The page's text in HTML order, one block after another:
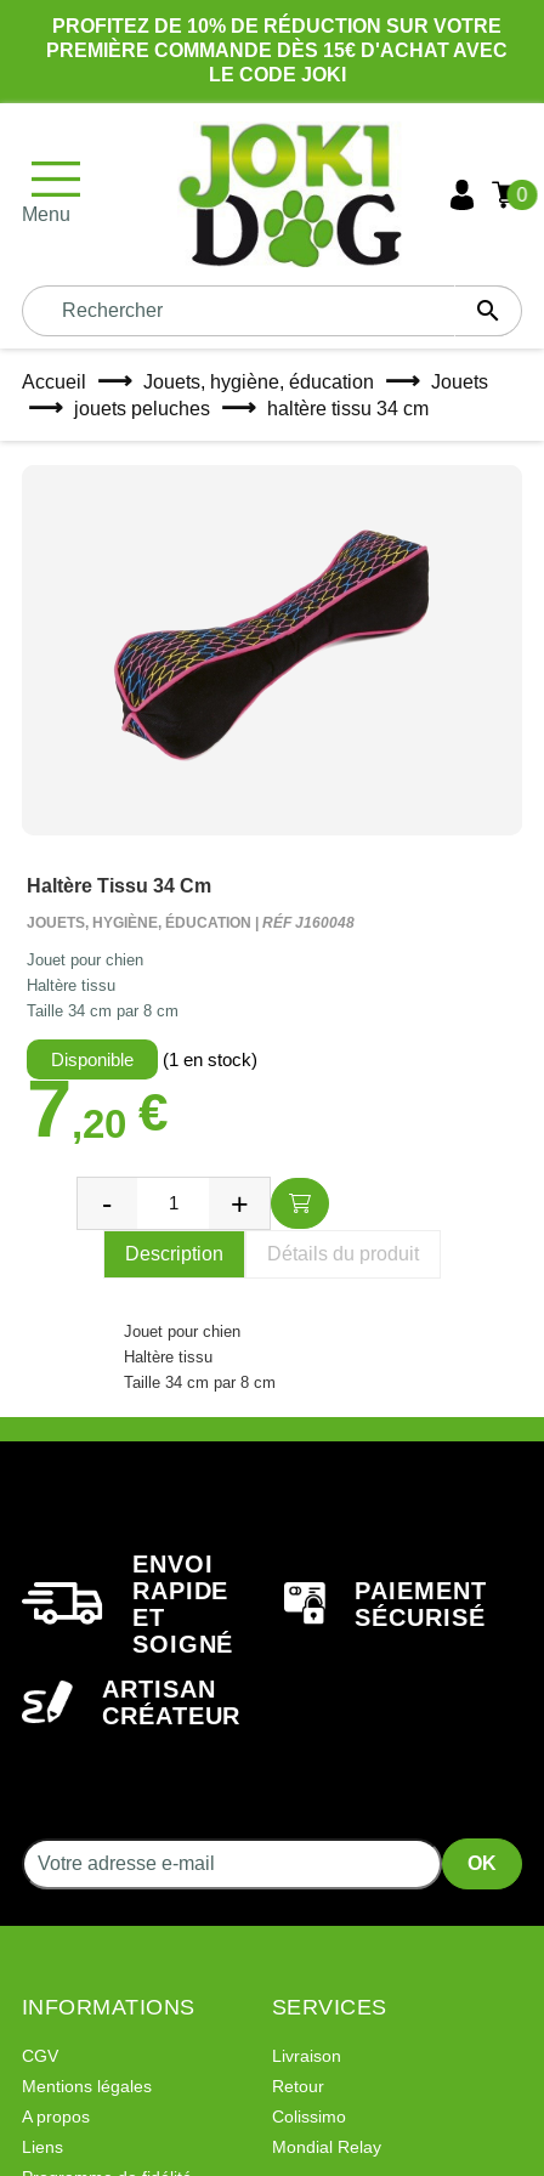
PROFITEZ DE 10% DE RÉDUCTION SUR VOTRE
PREMIÈRE COMMANDE DÈS 15€ D'ACHAT AVEC
LE CODE JOKI
Menu

0
Accueil Jouets, hygiène, éducation
Jouets
jouets peluches
haltère tissu 34 cm
Haltère Tissu 34 Cm
JOUETS, HYGIÈNE, ÉDUCATION | RÉF J160048
Jouet pour chien
Haltère tissu
Taille 34 cm par 8 cm
Disponible (1 en stock)
7,20 €
Description Détails du produit
Jouet pour chien
Haltère tissu
Taille 34 cm par 8 cm
ENVOI
RAPIDE
ET
SOIGNÉ
PAIEMENT
SÉCURISÉ
ARTISAN
CRÉATEUR
INFORMATIONS
CGV
Mentions légales
A propos
Liens
SERVICES
Livraison
Retour
Colissimo
Mondial Relay